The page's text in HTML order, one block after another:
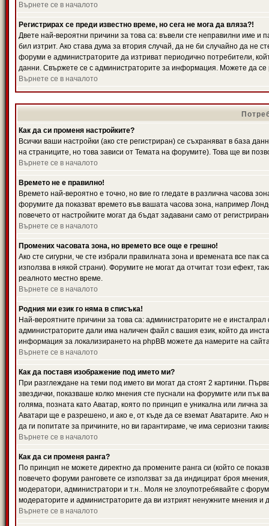
Върнете се в началото
Регистрирах се преди известно време, но сега не мога да вляза?!
Двете най-вероятни причини за това са: въвели сте неправилни име и
бил изтрит. Ако става дума за втория случай, да не би случайно да
форуми е администраторите да изтриват периодично потребители,
данни. Свържете се с администраторите за информация. Можете да се
Върнете се в началото
Как да си променя настройките?
Всички ваши настройки (ако сте регистриран) се съхраняват в база
на страниците, но това зависи от Темата на форумите). Това ще ви
Върнете се в началото
Времето не е правилно!
Времето най-вероятно е точно, но вие го гледате в различна часова
форумите да показват времето във вашата часова зона, например
повечето от настройките могат да бъдат задавани само от
Върнете се в началото
Промених часовата зона, но времето все още е грешно!
Ако сте сигурни, че сте избрали правилната зона и времената все
използва в някой страни). Форумите не могат да отчитат този ефект,
реалното местно време.
Върнете се в началото
Родния ми език го няма в списъка!
Най-вероятните причини за това са: администраторите не е
администраторите дали има наличен файл с вашия език, който да
информация за локализирането на phpBB можете да намерите на
Върнете се в началото
Как да поставя изображение под името ми?
При разглеждане на теми под името ви могат да стоят 2 картинки.
звездички, показваше колко мнения сте пуснали на форумите или пък
голяма, позната като Аватар, която по принцип е уникална или лична
Аватари ще е разрешено, и ако е, от къде да се вземат Аватарите.
да ги попитате за причините, но ви гарантираме, че има сериозни
Върнете се в началото
Как да си променя ранга?
По принцип не можете директно да промените ранга си (който се
повечето форуми ранговете се използват за да индицират броя
модератори, администратори и т.н.. Моля не злоупотребявайте с
модераторите и администраторите да ви изтрият ненужните мнения и
Върнете се в началото